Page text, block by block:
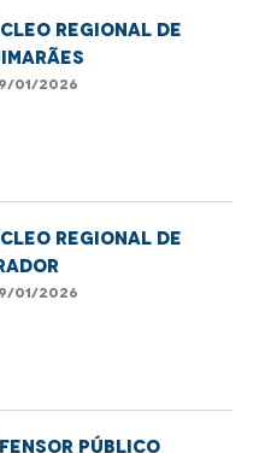
REGIONAL DE
01/2026
REGIONAL DE
01/2026
Público